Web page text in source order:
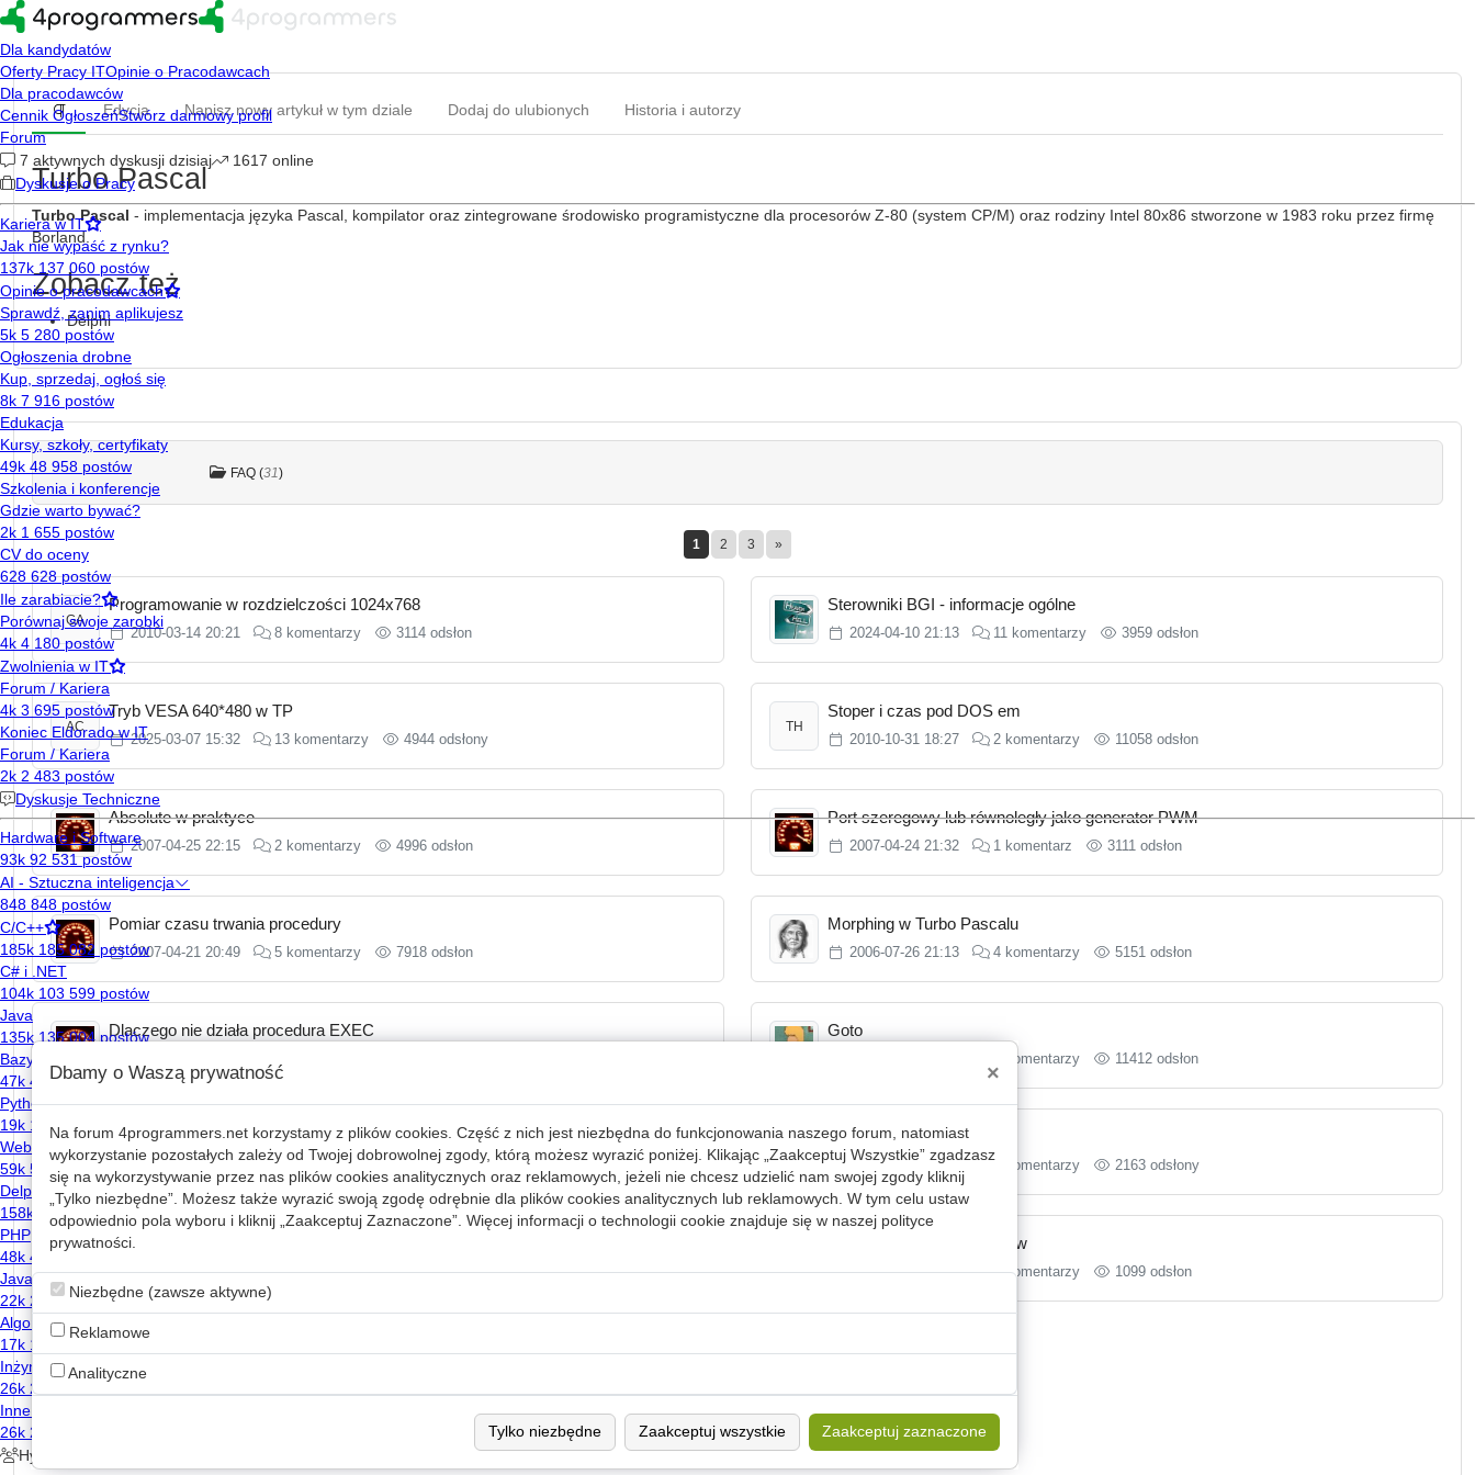
Edycja Napisz nowy artykuł w tym dziale Dodaj do ulubionych Historia i autorzy
Turbo Pascal
Turbo Pascal - implementacja języka Pascal, kompilator oraz zintegrowane środowisko programistyczne dla procesorów Z-80 (system CP/M) oraz rodziny Intel 80x86 stworzone w 1983 roku przez firmę
Borland.
Zobacz też
Delphi
FAQ (31)
1 2 3 »
GA
Programowanie w rozdzielczości 1024x768
2010-03-14 20:21 8 komentarzy 3114 odsłon
Sterowniki BGI - informacje ogólne
2024-04-10 21:13 11 komentarzy 3959 odsłon
AC
Tryb VESA 640*480 w TP
2025-03-07 15:32 13 komentarzy 4944 odsłony
TH
Stoper i czas pod DOS em
2010-10-31 18:27 2 komentarzy 11058 odsłon
Absolute w praktyce
2007-04-25 22:15 2 komentarzy 4996 odsłon
Port szeregowy lub równoległy jako generator PWM
2007-04-24 21:32 1 komentarz 3111 odsłon
Pomiar czasu trwania procedury
2007-04-21 20:49 5 komentarzy 7918 odsłon
Morphing w Turbo Pascalu
2006-07-26 21:13 4 komentarzy 5151 odsłon
Dlaczego nie działa procedura EXEC Goto
5 komentarzy 11412 odsłon
Kody źródłowe
2006-02-02 12:26 0 komentarzy 2592 odsłony
Artykuły
2006-01-23 14:31 2 komentarzy 2163 odsłony
Zapis i odczyt plików
2004-12-28 13:51 7 komentarzy 16089 odsłon
Jak najlepiej szukać błędów
2003-10-27 16:50 8 komentarzy 1099 odsłon
TO
Potęga, logarytm, silnia,...
2003-09-04 01:21
1 2 3 »
Dbamy o Waszą prywatność ×
Na forum 4programmers.net korzystamy z plików cookies. Część z nich jest niezbędna do funkcjonowania naszego forum, natomiast
wykorzystanie pozostałych zależy od Twojej dobrowolnej zgody, którą możesz wyrazić poniżej. Klikając „Zaakceptuj Wszystkie” zgadzasz
się na wykorzystywanie przez nas plików cookies analitycznych oraz reklamowych, jeżeli nie chcesz udzielić nam swojej zgody kliknij
„Tylko niezbędne”. Możesz także wyrazić swoją zgodę odrębnie dla plików cookies analitycznych lub reklamowych. W tym celu ustaw
odpowiednio pola wyboru i kliknij „Zaakceptuj Zaznaczone”. Więcej informacji o technologii cookie znajduje się w naszej polityce
prywatności.
Niezbędne (zawsze aktywne)
Reklamowe
Analityczne
Tylko niezbędne Zaakceptuj wszystkie Zaakceptuj zaznaczone